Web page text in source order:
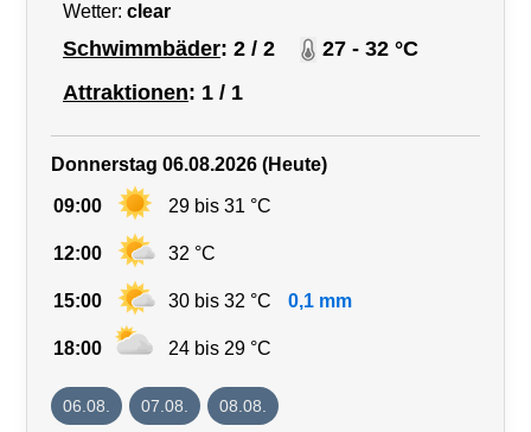
Wetter: clear
Schwimmbäder: 2 / 2
27 - 32 °C
Attraktionen: 1 / 1
Donnerstag 06.08.2026 (Heute)
09:00 29 bis 31 °C
12:00 32 °C
15:00 30 bis 32 °C 0,1 mm
18:00 24 bis 29 °C
06.08. 07.08. 08.08.